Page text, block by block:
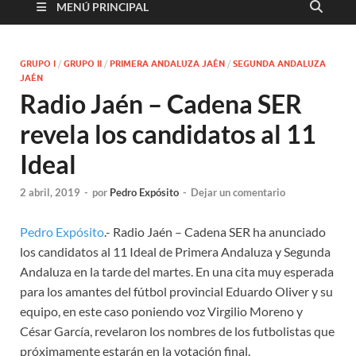
MENÚ PRINCIPAL
GRUPO I / GRUPO II / PRIMERA ANDALUZA JAÉN / SEGUNDA ANDALUZA
JAÉN
Radio Jaén – Cadena SER
revela los candidatos al 11
Ideal
2 abril, 2019 - por Pedro Expósito - Dejar un comentario
Pedro Expósito.- Radio Jaén – Cadena SER ha anunciado
los candidatos al 11 Ideal de Primera Andaluza y Segunda
Andaluza en la tarde del martes. En una cita muy esperada
para los amantes del fútbol provincial Eduardo Oliver y su
equipo, en este caso poniendo voz Virgilio Moreno y
César García, revelaron los nombres de los futbolistas que
próximamente estarán en la votación final.